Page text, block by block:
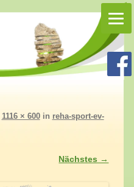
1116 × 600in reha-sport-ev-
Nächstes →